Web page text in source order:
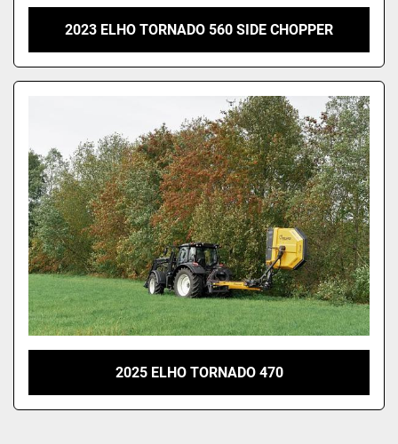
2023 ELHO TORNADO 560 SIDE CHOPPER
2025 ELHO TORNADO 470